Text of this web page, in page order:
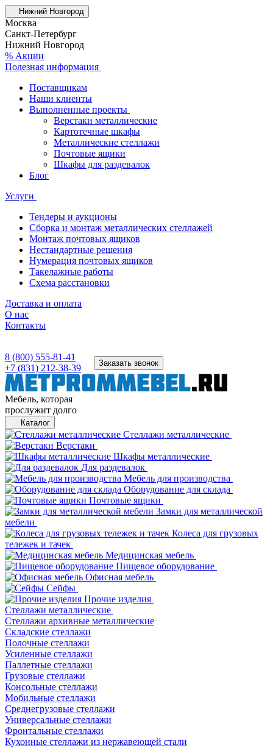
Нижний Новгород
Москва
Санкт-Петербург
Нижний Новгород
% Акции
Полезная информация
Поставщикам
Наши клиенты
Выполненные проекты
Верстаки металлические
Картотечные шкафы
Металлические стеллажи
Почтовые ящики
Шкафы для раздевалок
Блог
Услуги
Тендеры и аукционы
Сборка и монтаж металлических стеллажей
Монтаж почтовых ящиков
Нестандартные решения
Нумерация почтовых ящиков
Такелажные работы
Схема расстановки
Доставка и оплата
О нас
Контакты
8 (800) 555-81-41
+7 (831) 212-38-39
Заказать звонок
Мебель, которая
прослужит долго
Каталог
Стеллажи металлические
Верстаки
Шкафы металлические
Для раздевалок
Мебель для производства
Оборудование для склада
Почтовые ящики
Замки для металлической
мебели
Колеса для грузовых
тележек и тачек
Медицинская мебель
Пищевое оборудование
Офисная мебель
Сейфы
Прочие изделия
Стеллажи металлические
Cтеллажи архивные металлические
Складские стеллажи
Полочные стеллажи
Усиленные стеллажи
Паллетные стеллажи
Грузовые стеллажи
Консольные стеллажи
Мобильные стеллажи
Среднегрузовые стеллажи
Универсальные стеллажи
Фронтальные стеллажи
Кухонные стеллажи из нержавеющей стали